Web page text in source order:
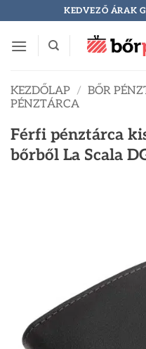
to
content
KEDVEZŐ ÁRAK
KEZDŐLAP / BŐR
PÉNZTÁRCA
Férfi pénztárca
bőrből La Scala